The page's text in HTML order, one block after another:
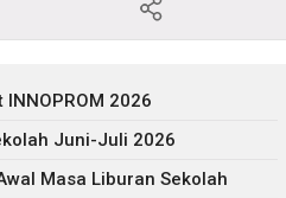
2026
Juni-Juli 2026
Masa Liburan Sekolah